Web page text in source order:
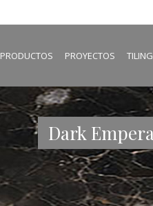
PRODUCTOS PROYECTOS TILING
Dark